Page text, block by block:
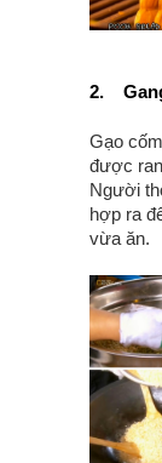
2.
Gạo
được
Người
hợp ra
vừa ăn.